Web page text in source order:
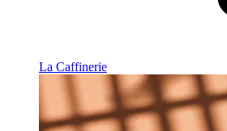
La Caffinerie